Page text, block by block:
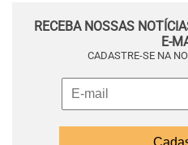
RECEBA NOSSAS
E-
CADASTRE-SE NA